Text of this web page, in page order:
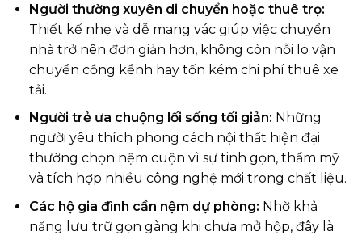
Người thường xuyên di chuyển hoặc thuê trọ:
Thiết kế nhẹ và dễ mang vác giúp việc chuyển
nhà trở nên đơn giản hơn, không còn nỗi lo vận
chuyển cồng kềnh hay tốn kém chi phí thuê xe
tải.
Người trẻ ưa chuộng lối sống tối giản: Những
người yêu thích phong cách nội thất hiện đại
thường chọn nệm cuộn vì sự tinh gọn, thẩm mỹ
và tích hợp nhiều công nghệ mới trong chất liệu.
Các hộ gia đình cần nệm dự phòng: Nhờ khả
năng lưu trữ gọn gàng khi chưa mở hộp, đây là